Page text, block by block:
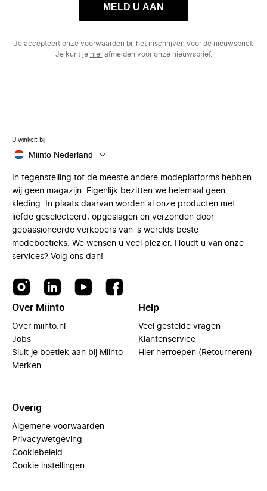
MELD U AAN
Je accepteert onze voorwaarden bij het inschrijven voor de nieuwsbrief.
Je kunt je hierafmelden voor onze nieuwsbrief.
U winkelt bij
Miinto Nederland
In tegenstelling tot de meeste andere modeplatforms hebben
wij geen magazijn. Eigenlijk bezitten we helemaal geen
kleding. In plaats daarvan worden al onze producten met
liefde geselecteerd, opgeslagen en verzonden door
gepassioneerde verkopers van 's werelds beste
modeboetieks. We wensen u veel plezier. Houdt u van onze
services? Volg ons dan!
Over Miinto
Over miinto.nl
Jobs
Sluit je boetiek aan bij Miinto
Merken
Help
Veel gestelde vragen
Klantenservice
Hier herroepen (Retourneren)
Overig
Algemene voorwaarden
Privacywetgeving
Cookiebeleid
Cookie instellingen